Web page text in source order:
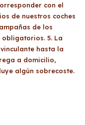
con el
de nuestros coches
de los
obligatorios. 5. La
hasta la
a domicilio,
algún sobrecoste.